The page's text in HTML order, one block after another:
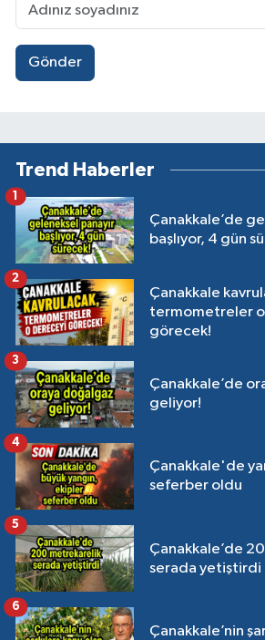
Gönder
Trend Haberler
Çanakkale’de
başlıyor, 4 gün
1
Çanakkale
termometreler
görecek!
2
Çanakkale’de
geliyor!
3
Çanakkale'de
seferber oldu
4
Çanakkale’de
serada yetiştirdi
5
Çanakkale’nin
6